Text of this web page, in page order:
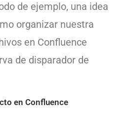
de ejemplo, una idea
organizar nuestra
en Confluence
de disparador de
en Confluence